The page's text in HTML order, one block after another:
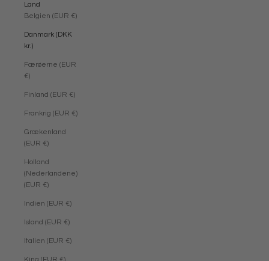
Land
Belgien (EUR €)
Danmark (DKK
kr.)
Færøerne (EUR
€)
Finland (EUR €)
Frankrig (EUR €)
Grækenland
(EUR €)
Holland
(Nederlandene)
(EUR €)
Indien (EUR €)
Island (EUR €)
Italien (EUR €)